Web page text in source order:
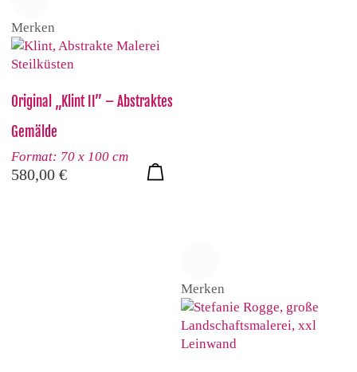
Merken
Original „Klint II” – Abstraktes
Gemälde
Format: 70 x 100 cm
580,00 €
Merken